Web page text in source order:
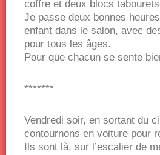
coffre et deux blocs
Je passe deux bonnes
enfant dans le salon, avec
pour tous les âges.
Pour que chacun se sente
*******
Vendredi soir, en sortant du
contournons en voiture pour
Ils sont là, sur l’escalier de